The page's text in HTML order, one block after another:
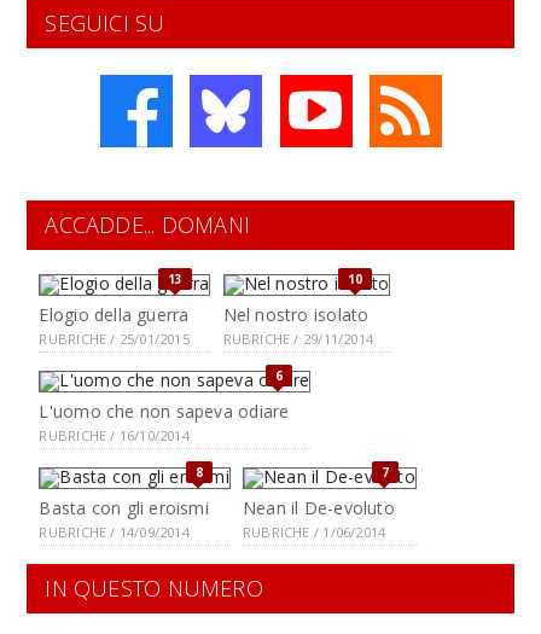
SEGUICI SU
ACCADDE... DOMANI
13
Elogio della guerra
RUBRICHE / 25/01/2015
10
Nel nostro isolato
RUBRICHE / 29/11/2014
6
L'uomo che non sapeva odiare
RUBRICHE / 16/10/2014
8
Basta con gli eroismi
RUBRICHE / 14/09/2014
7
Nean il De-evoluto
RUBRICHE / 1/06/2014
IN QUESTO NUMERO